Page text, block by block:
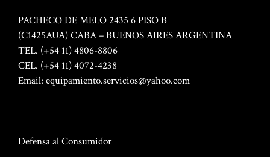
PACHECO DE MELO 2435 6 PISO B
(C1425AUA) CABA – BUENOS AIRES ARGENTINA
TEL. (+54 11) 4806-8806
CEL. (+54 11) 4072-4238
Email: equipamiento.servicios@yahoo.com
Defensa al Consumidor